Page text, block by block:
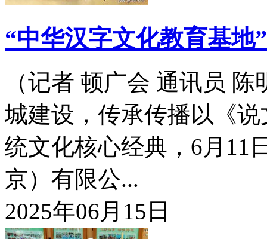
“中华汉字文化教育基地
（记者 顿广会 通讯员
城建设，传承传播以《
统文化核心经典，6月11
京）有限公...
2025年06月15日